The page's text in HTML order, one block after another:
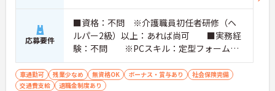
応募要件
■資格：不問 ※介護職員初任者研修（ヘ
ルパー2級）以上：あれば尚可 ■実務経
験：不問 ※PCスキル：定型フォームへ
の入力程度 ■普通自動車運転免許（AT
限定可）：あれば尚可
車通勤可 残業少なめ 無資格OK ボーナス・賞与あり
社会保険完備
交通費支給
退職金制度あり